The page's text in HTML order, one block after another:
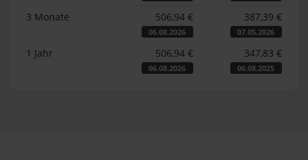
3 Monate 506,94 €
06.08.2026
387,39 €
07.05.2026
1 Jahr 506,94 €
06.08.2026
347,83 €
06.08.2025